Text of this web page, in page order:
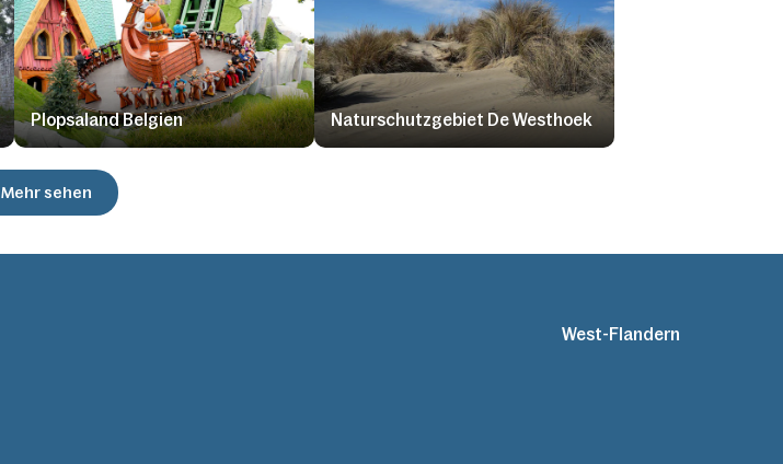
Plopsaland Belgien Naturschutzgebiet De Westhoek
Mehr sehen
West-Flandern